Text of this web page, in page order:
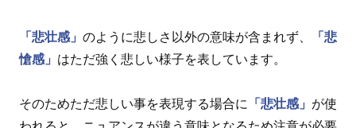
「悲壮感」 のように悲しさ以外の意味が含まれず、
「悲
愴感」 はただ強く悲しい様子を表しています。
そのためただ悲しい事を表現する場合に 「悲壮感」 が使